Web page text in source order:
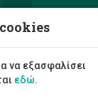
cookies
να εξασφαλίσει
εδώ.